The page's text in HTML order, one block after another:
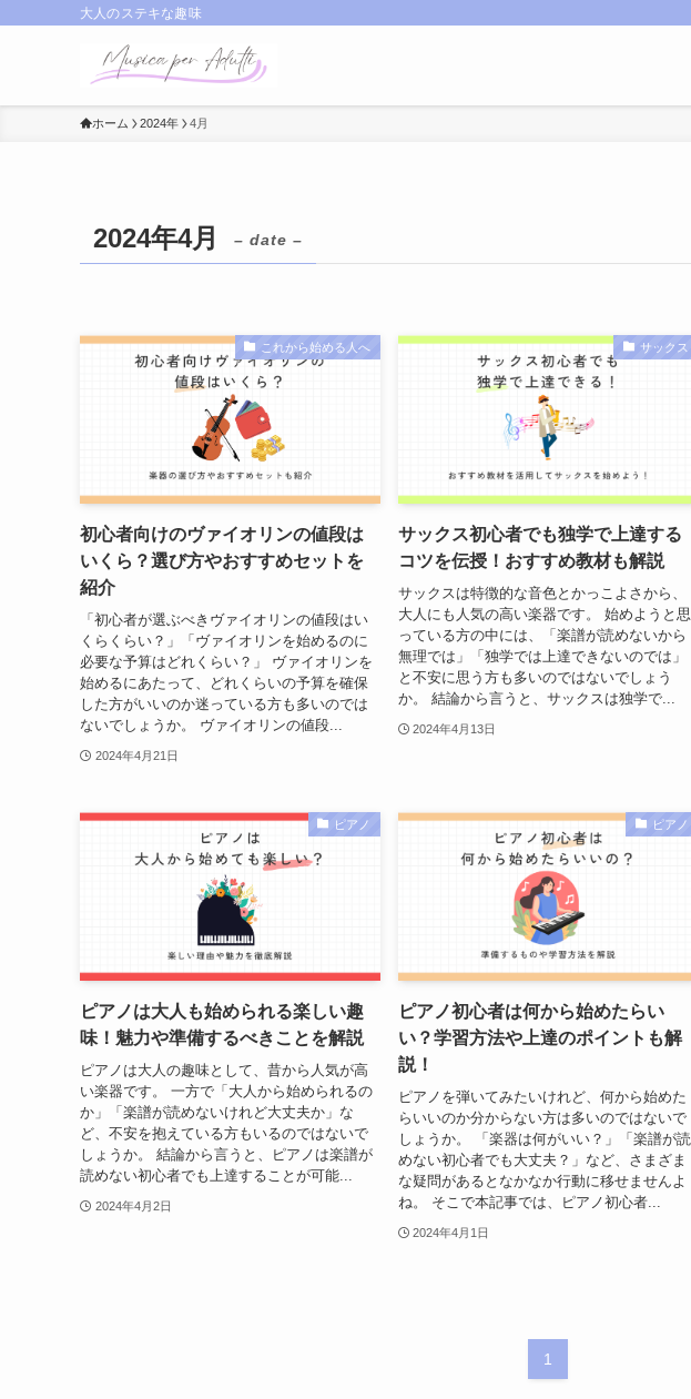
大人のステキな趣味
ホーム 2024年 4月
2024年4月 – date –
これから始める人へ
初心者向けのヴァイオリンの値段は
いくら？選び方やおすすめセットを
紹介
「初心者が選ぶべきヴァイオリンの値段はい
くらくらい？」「ヴァイオリンを始めるのに
必要な予算はどれくらい？」 ヴァイオリンを
始めるにあたって、どれくらいの予算を確保
した方がいいのか迷っている方も多いのでは
ないでしょうか。 ヴァイオリンの値段...
2024年4月21日
サックス
サックス初心者でも独学で上達する
コツを伝授！おすすめ教材も解説
サックスは特徴的な音色とかっこよさから、
大人にも人気の高い楽器です。 始めようと思
っている方の中には、「楽譜が読めないから
無理では」「独学では上達できないのでは」
と不安に思う方も多いのではないでしょう
か。 結論から言うと、サックスは独学で...
2024年4月13日
ピアノ
ピアノは大人も始められる楽しい趣
味！魅力や準備するべきことを解説
ピアノは大人の趣味として、昔から人気が高
い楽器です。 一方で「大人から始められるの
か」「楽譜が読めないけれど大丈夫か」な
ど、不安を抱えている方もいるのではないで
しょうか。 結論から言うと、ピアノは楽譜が
読めない初心者でも上達することが可能...
2024年4月2日
ピアノ
ピアノ初心者は何から始めたらい
い？学習方法や上達のポイントも解
説！
ピアノを弾いてみたいけれど、何から始めた
らいいのか分からない方は多いのではないで
しょうか。 「楽器は何がいい？」「楽譜が読
めない初心者でも大丈夫？」など、さまざま
な疑問があるとなかなか行動に移せませんよ
ね。 そこで本記事では、ピアノ初心者...
2024年4月1日
1